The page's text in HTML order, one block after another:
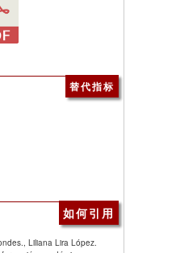
替代指标
如何引用
Liliana Lira López.